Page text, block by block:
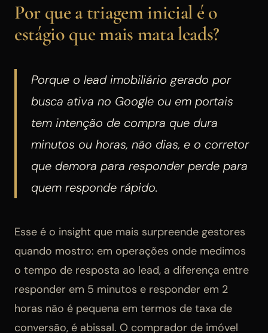
Por que a triagem inicial é o
estágio que mais mata leads?
Porque o lead imobiliário gerado por
busca ativa no Google ou em portais
tem intenção de compra que dura
minutos ou horas, não dias, e o corretor
que demora para responder perde para
quem responde rápido.
Esse é o insight que mais surpreende gestores
quando mostro: em operações onde medimos
o tempo de resposta ao lead, a diferença entre
responder em 5 minutos e responder em 2
horas não é pequena em termos de taxa de
conversão, é abissal. O comprador de imóvel